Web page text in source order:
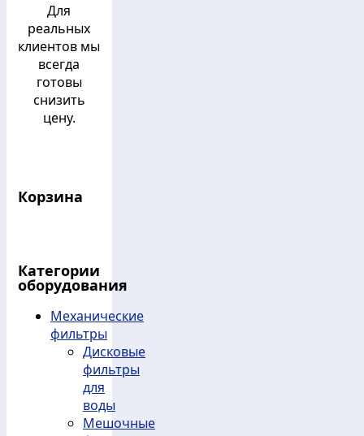
Для
реальных
клиентов мы
всегда
готовы
снизить
цену.
Корзина
Категории
оборудования
Механические
фильтры
Дисковые
фильтры
для
воды
Мешочные